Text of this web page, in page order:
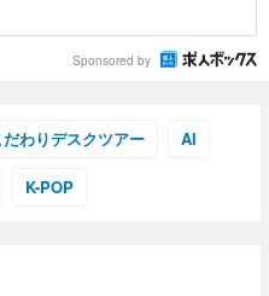
Sponsored by
だわりデスクツアー AI
K-POP